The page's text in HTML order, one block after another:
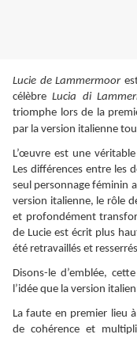
Lucie de Lammermoor
célèbreLucia di
triomphe lors de la
par la version italienne
L’œuvre est une
Les différences entre les
seul personnage féminin
version italienne, le rôle
et profondément
de Lucie est écrit plus
été retravaillés et
Disons-le d’emblée,
l’idée que la version
La faute en premier lieu
de cohérence et